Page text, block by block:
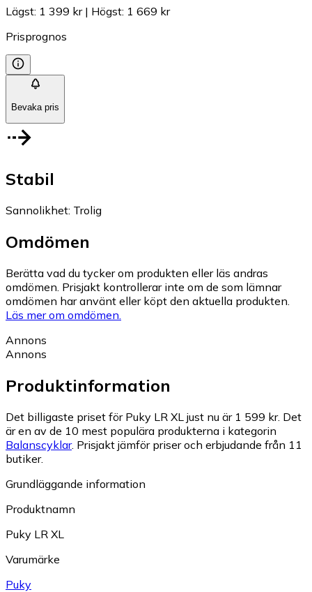
Lägst: 1 399 kr| Högst: 1 669 kr
Prisprognos
Bevaka pris
Stabil
Sannolikhet: Trolig
Omdömen
Berätta vad du tycker om produkten eller läs andras
omdömen. Prisjakt kontrollerar inte om de som lämnar
omdömen har använt eller köpt den aktuella produkten.
Läs mer om omdömen.
Annons
Annons
Produktinformation
Det billigaste priset för Puky LR XL just nu är 1 599 kr. Det
är en av de 10 mest populära produkterna i kategorin
Balanscyklar. Prisjakt jämför priser och erbjudande från 11
butiker.
Grundläggande information
Produktnamn
Puky LR XL
Varumärke
Puky